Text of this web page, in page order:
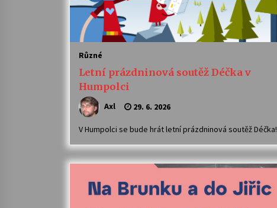
Různé
Letní prázdninová soutěž Déčka v
Humpolci
Axl 29. 6. 2026
V Humpolci se bude hrát letní prázdninová soutěž Déčka!